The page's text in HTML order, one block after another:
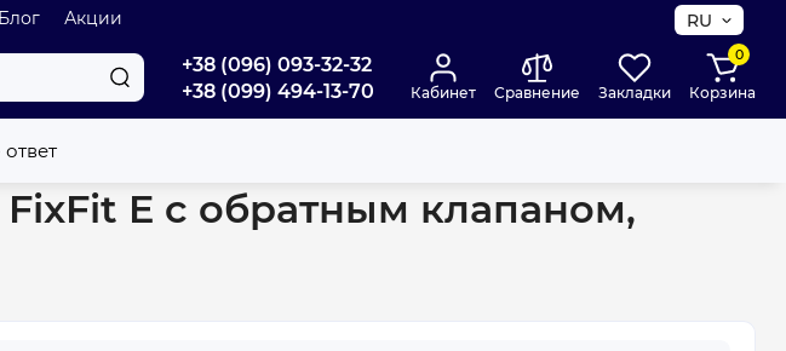
Блог Акции RU
+38 (096) 093-32-32
+38 (099) 494-13-70
Кабинет Сравнение Закладки
0
Корзина
Chrome (26457340)
E с обратным клапаном,